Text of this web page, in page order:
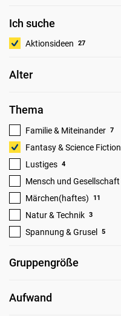
Ich suche
Aktionsideen 27
Alter
Thema
Familie & Miteinander 7
Fantasy & Science Fiction
Lustiges 4
Mensch und Gesellschaft
Märchen(haftes) 11
Natur & Technik 3
Spannung & Grusel 5
Gruppengröße
Aufwand